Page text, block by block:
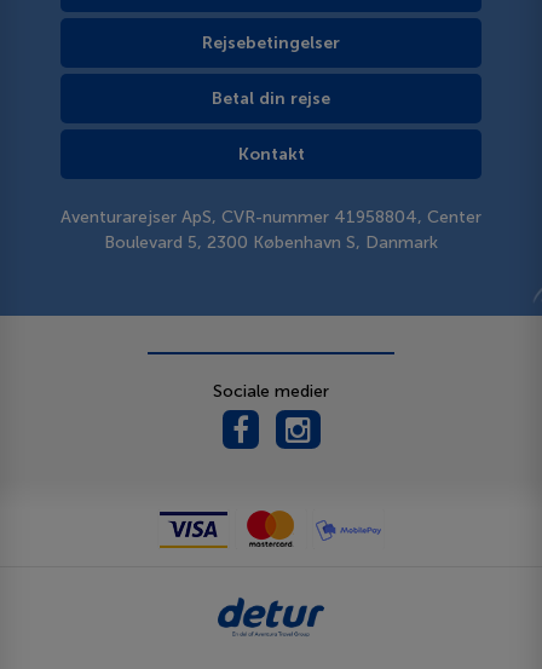
Rejsebetingelser
Betal din rejse
Kontakt
Aventurarejser ApS, CVR-nummer 41958804, Center
Boulevard 5, 2300 København S, Danmark
Sociale medier